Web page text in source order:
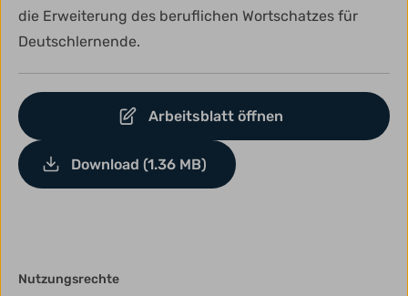
die Erweiterung des beruflichen Wortschatzes für
Deutschlernende.
Arbeitsblatt öffnen
Download (1.36 MB)
Nutzungsrechte